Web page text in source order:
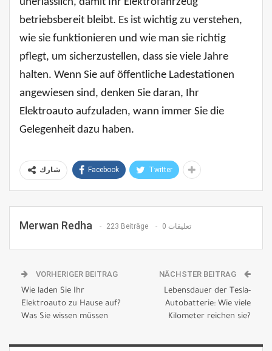
betriebsbereit bleibt. Es ist wichtig zu verstehen,
wie sie funktionieren und wie man sie richtig
pflegt, um sicherzustellen, dass sie viele Jahre
halten. Wenn Sie auf öffentliche Ladestationen
angewiesen sind, denken Sie daran, Ihr
Elektroauto aufzuladen, wann immer Sie die
Gelegenheit dazu haben.
شارك Facebook Twitter
Merwan Redha 223 Beiträge 0 تعليقات
VORHERIGER BEITRAG
Wie laden Sie Ihr
Elektroauto zu Hause auf?
Was Sie wissen müssen
NÄCHSTER BEITRAG
Lebensdauer der Tesla-
Autobatterie: Wie viele
Kilometer reichen sie?